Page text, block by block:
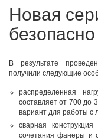
Новая
безопасно
В результате
получили следующие
распределенная
составляет от 700 до
вариант для работы с
сварная
сочетания фанеры и